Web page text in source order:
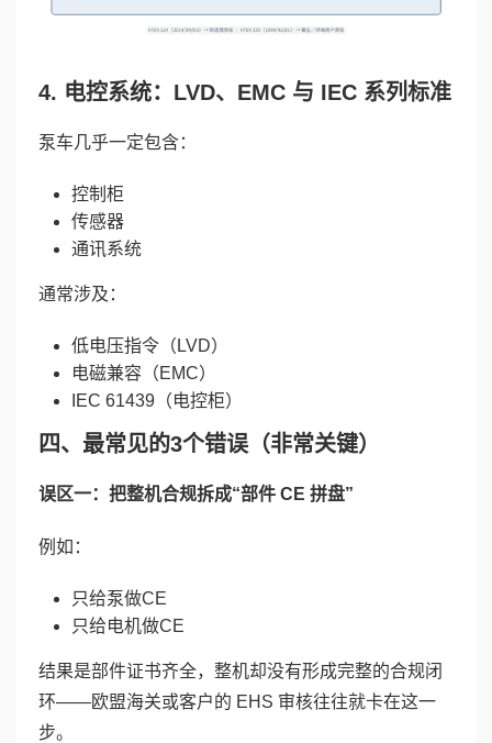
4. 电控系统：LVD、EMC 与 IEC 系列标准
泵车几乎一定包含：
控制柜
传感器
通讯系统
通常涉及：
低电压指令（LVD）
电磁兼容（EMC）
IEC 61439（电控柜）
四、最常见的3个错误（非常关键）
误区一：把整机合规拆成“部件 CE 拼盘”
例如：
只给泵做CE
只给电机做CE
结果是部件证书齐全，整机却没有形成完整的合规闭
环——欧盟海关或客户的 EHS 审核往往就卡在这一
步。